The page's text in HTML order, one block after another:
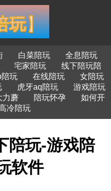
白菜陪玩
全息陪玩
宅家陪玩
线下陪玩陪
陪玩 在线陪玩
女陪玩
虎牙aq陪玩
游戏陪玩
力蘑 陪玩怀孕
如何开
冷陪玩
陪玩-游戏陪
软件